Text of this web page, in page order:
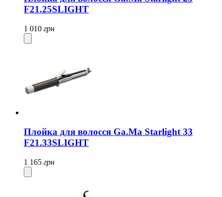
F21.25SLIGHT
1 010 грн
Плойка для волосся Ga.Ma Starlight 33
F21.33SLIGHT
1 165 грн